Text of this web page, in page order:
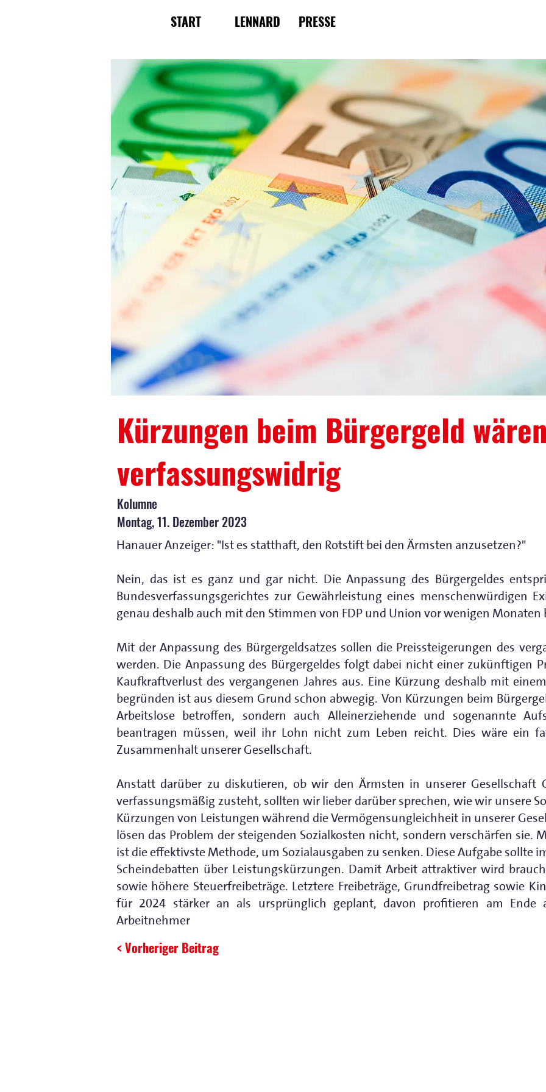
START LENNARD PRESSE
Kürzungen beim Bürgergeld
verfassungswidrig
Kolumne
Montag, 11. Dezember 2023
Hanauer Anzeiger: "Ist es statthaft, den Rotstift bei den Ärmsten anzusetzen?"
Nein, das ist es ganz und gar nicht. Die Anpassung des Bürgergeldes
Bundesverfassungsgerichtes zur Gewährleistung eines menschenwürdigen
genau deshalb auch mit den Stimmen von FDP und Union vor wenigen Monaten
Mit der Anpassung des Bürgergeldsatzes sollen die Preissteigerungen des
werden. Die Anpassung des Bürgergeldes folgt dabei nicht einer zukünftigen
Kaufkraftverlust des vergangenen Jahres aus. Eine Kürzung deshalb mit
begründen ist aus diesem Grund schon abwegig. Von Kürzungen beim
Arbeitslose betroffen, sondern auch Alleinerziehende und sogenannte
beantragen müssen, weil ihr Lohn nicht zum Leben reicht. Dies wäre ein
Zusammenhalt unserer Gesellschaft.
Anstatt darüber zu diskutieren, ob wir den Ärmsten in unserer Gesellschaft
verfassungsmäßig zusteht, sollten wir lieber darüber sprechen, wie wir unsere
Kürzungen von Leistungen während die Vermögensungleichheit in unserer
lösen das Problem der steigenden Sozialkosten nicht, sondern verschärfen sie.
ist die effektivste Methode, um Sozialausgaben zu senken. Diese Aufgabe sollte
Scheindebatten über Leistungskürzungen. Damit Arbeit attraktiver wird
sowie höhere Steuerfreibeträge. Letztere Freibeträge, Grundfreibetrag sowie
für 2024 stärker an als ursprünglich geplant, davon profitieren am Ende
Arbeitnehmer
< Vorheriger Beitrag